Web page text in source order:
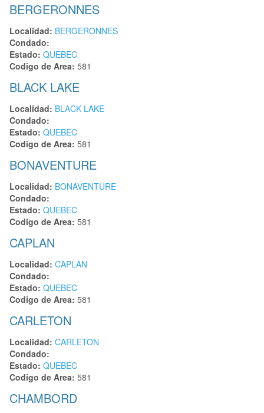
BERGERONNES
Localidad: BERGERONNES
Condado:
Estado: QUEBEC
Codigo de Area: 581
BLACK LAKE
Localidad: BLACK LAKE
Condado:
Estado: QUEBEC
Codigo de Area: 581
BONAVENTURE
Localidad: BONAVENTURE
Condado:
Estado: QUEBEC
Codigo de Area: 581
CAPLAN
Localidad: CAPLAN
Condado:
Estado: QUEBEC
Codigo de Area: 581
CARLETON
Localidad: CARLETON
Condado:
Estado: QUEBEC
Codigo de Area: 581
CHAMBORD